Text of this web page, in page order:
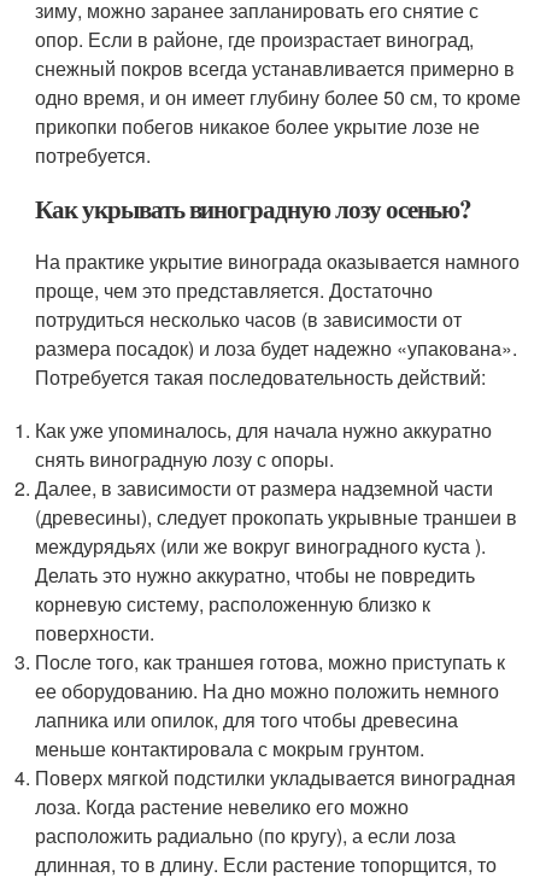
зиму, можно заранее запланировать его снятие с
опор. Если в районе, где произрастает виноград,
снежный покров всегда устанавливается примерно в
одно время, и он имеет глубину более 50 см, то кроме
прикопки побегов никакое более укрытие лозе не
потребуется.
Как укрывать виноградную лозу осенью?
На практике укрытие винограда оказывается намного
проще, чем это представляется. Достаточно
потрудиться несколько часов (в зависимости от
размера посадок) и лоза будет надежно «упакована».
Потребуется такая последовательность действий:
Как уже упоминалось, для начала нужно аккуратно
снять виноградную лозу с опоры.
Далее, в зависимости от размера надземной части
(древесины), следует прокопать укрывные траншеи в
междурядьях (или же вокруг виноградного куста ).
Делать это нужно аккуратно, чтобы не повредить
корневую систему, расположенную близко к
поверхности.
После того, как траншея готова, можно приступать к
ее оборудованию. На дно можно положить немного
лапника или опилок, для того чтобы древесина
меньше контактировала с мокрым грунтом.
Поверх мягкой подстилки укладывается виноградная
лоза. Когда растение невелико его можно
расположить радиально (по кругу), а если лоза
длинная, то в длину. Если растение топорщится, то